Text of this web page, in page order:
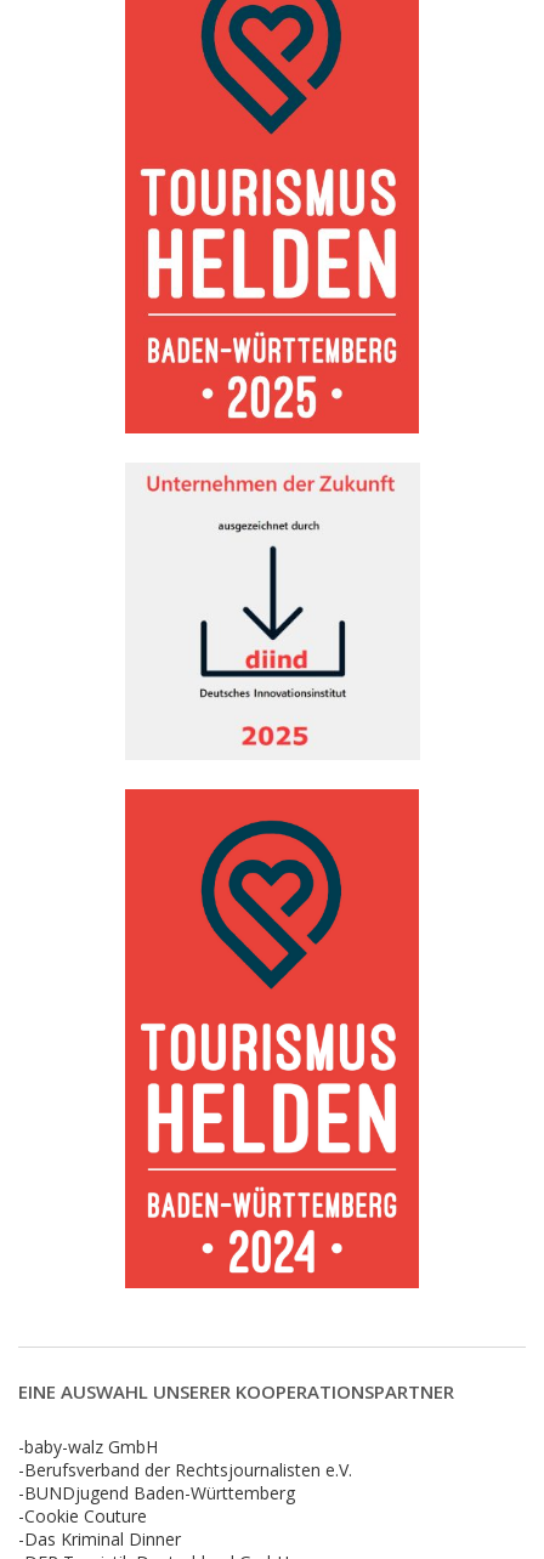
EINE AUSWAHL UNSERER KOOPERATIONSPARTNER
-baby-walz GmbH
-Berufsverband der Rechtsjournalisten e.V.
-BUNDjugend Baden-Württemberg
-Cookie Couture
-Das Kriminal Dinner